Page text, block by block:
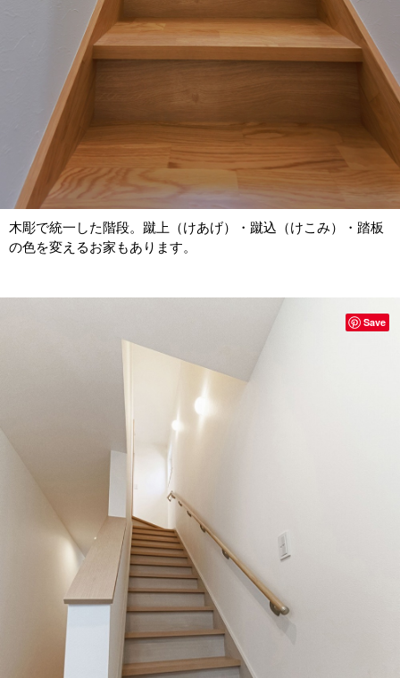
木彫で統一した階段。蹴上（けあげ）・蹴込（けこみ）・踏板
の色を変えるお家もあります。
Save